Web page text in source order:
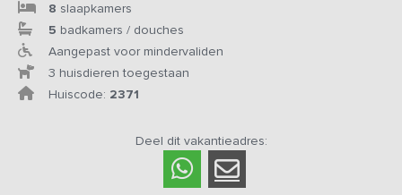
8 slaapkamers
5 badkamers / douches
Aangepast voor mindervaliden
3 huisdieren toegestaan
Huiscode: 2371
Deel dit vakantieadres: